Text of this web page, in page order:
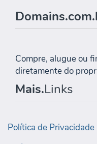
Compre, alugue ou
diretamente do
Mais.Links
Política de Privacidade